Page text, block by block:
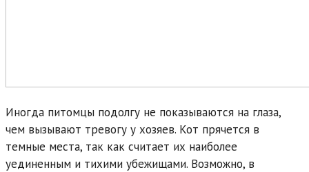
Иногда питомцы подолгу не показываются на глаза,
чем вызывают тревогу у хозяев. Кот прячется в
темные места, так как считает их наиболее
уединенным и тихими убежищами. Возможно, в